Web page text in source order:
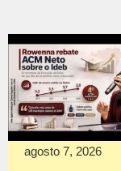
agosto 7, 2026